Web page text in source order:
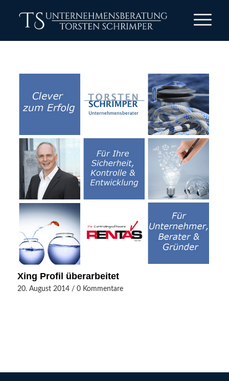
Xing Profil überarbeitet
20. August 2014 / 0 Kommentare